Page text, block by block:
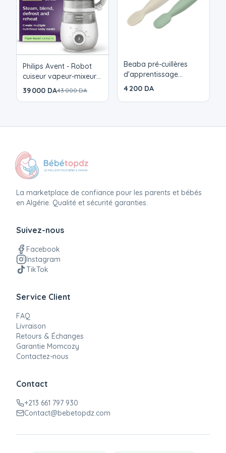
Philips Avent - Robot
cuiseur vapeur-mixeur 4
en 1
39 000 DA43 000 DA
Beaba pré-cuillères
d'apprentissage
silicone 4m+
4 200 DA
La marketplace de confiance pour les parents et bébés
en Algérie. Qualité et sécurité garanties.
Suivez-nous
Facebook
Instagram
TikTok
Service Client
FAQ
Livraison
Retours & Échanges
Garantie Momcozy
Contactez-nous
Contact
+213 661 797 930
Contact@bebetopdz.com